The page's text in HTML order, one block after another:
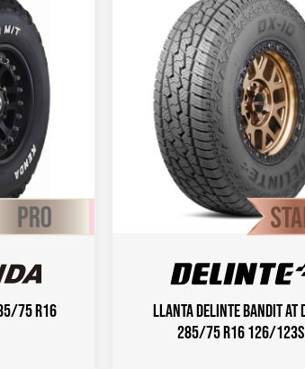
75 R16
Llanta DELINTE Bandit AT
285/75 R16 126/123S